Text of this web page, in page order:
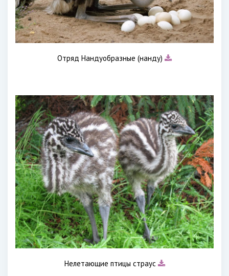
Отряд Нандуобразные (нанду)
Нелетающие птицы страус